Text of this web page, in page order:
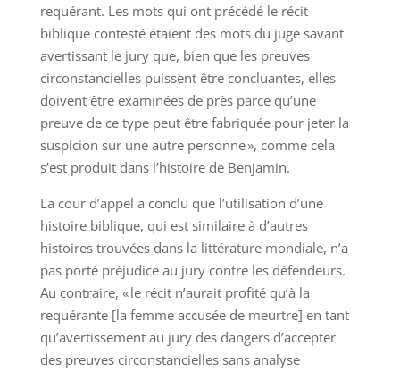
requérant. Les mots qui ont précédé le récit
biblique contesté étaient des mots du juge savant
avertissant le jury que, bien que les preuves
circonstancielles puissent être concluantes, elles
doivent être examinées de près parce qu’une
preuve de ce type peut être fabriquée pour jeter la
suspicion sur une autre personne », comme cela
s’est produit dans l’histoire de Benjamin.
La cour d’appel a conclu que l’utilisation d’une
histoire biblique, qui est similaire à d’autres
histoires trouvées dans la littérature mondiale, n’a
pas porté préjudice au jury contre les défendeurs.
Au contraire, « le récit n’aurait profité qu’à la
requérante [la femme accusée de meurtre] en tant
qu’avertissement au jury des dangers d’accepter
des preuves circonstancielles sans analyse